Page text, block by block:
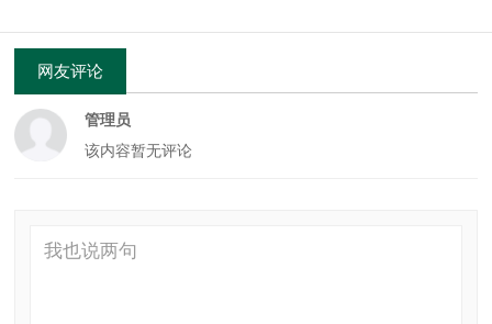
网友评论
管理员
该内容暂无评论